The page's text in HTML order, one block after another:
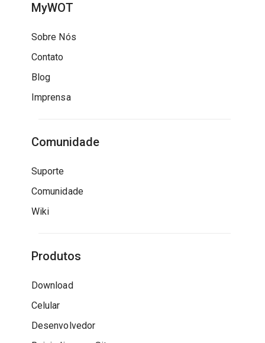
MyWOT
Sobre Nós
Contato
Blog
Imprensa
Comunidade
Suporte
Comunidade
Wiki
Produtos
Download
Celular
Desenvolvedor